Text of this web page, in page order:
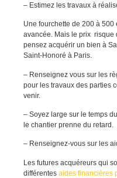
– Estimez les travaux à
Une fourchette de 200 à 500
avancée. Mais le prix risque
pensez acquérir un bien à
Saint-Honoré à Paris.
– Renseignez vous sur les
pour les travaux des parties
venir.
– Soyez large sur le temps
le chantier prenne du retard.
– Renseignez-vous sur les
Les futures acquéreurs qui
différentes aides financières